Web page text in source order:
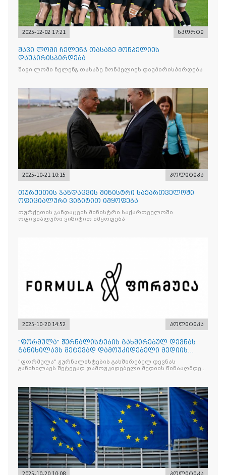
2025-12-02 17:21 სპორტი
შავი ლომი ჩელენჯ თასაზე მონპელიეს
დაუპირისპირდება
შავი ლომი ჩელენჯ თასაზე მონპელიეს დაუპირისპირდება
2025-10-21 10:15 პოლიტიკა
თურქეთის ჯანდაცვის მინისტრი საქართველოში
ოფიციალური ვიზიტით იმყოფება
თურქეთის ჯანდაცვის მინისტრი საქართველოში
ოფიციალური ვიზიტით იმყოფება
2025-10-20 14:52 პოლიტიკა
"ფორმულა" ჟურნალისტების გახშირებულ დევნას
განიხილავს შეტევად დამოუკიდებელი მედიის
წინააღმდ
"ფორმულა" ჟურნალისტების გახშირებულ დევნას
განიხილავს შეტევად დამოუკიდებელი მედიის წინააღმდეგ,
2025-10-20 10:08 პოლიტიკა